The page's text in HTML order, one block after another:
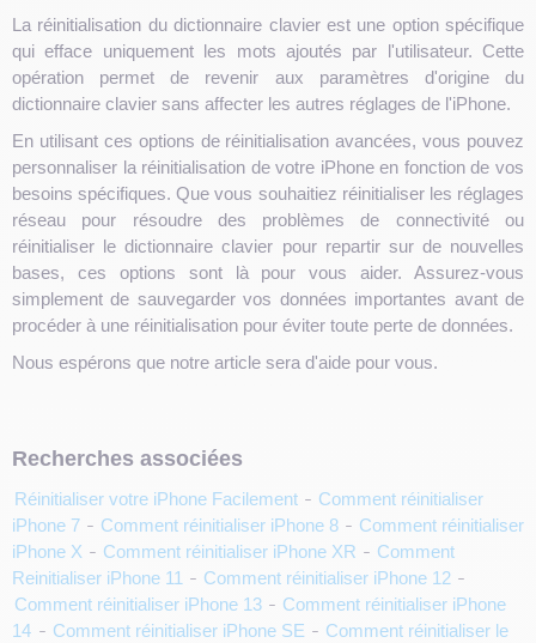
La réinitialisation du dictionnaire clavier est une option spécifique
qui efface uniquement les mots ajoutés par l'utilisateur. Cette
opération permet de revenir aux paramètres d'origine du
dictionnaire clavier sans affecter les autres réglages de l'iPhone.
En utilisant ces options de réinitialisation avancées, vous pouvez
personnaliser la réinitialisation de votre iPhone en fonction de vos
besoins spécifiques. Que vous souhaitiez réinitialiser les réglages
réseau pour résoudre des problèmes de connectivité ou
réinitialiser le dictionnaire clavier pour repartir sur de nouvelles
bases, ces options sont là pour vous aider. Assurez-vous
simplement de sauvegarder vos données importantes avant de
procéder à une réinitialisation pour éviter toute perte de données.
Nous espérons que notre article sera d'aide pour vous.
Recherches associées
Réinitialiser votre iPhone Facilement - Comment réinitialiser
iPhone 7 - Comment réinitialiser iPhone 8 - Comment réinitialiser
iPhone X - Comment réinitialiser iPhone XR - Comment
Reinitialiser iPhone 11 - Comment réinitialiser iPhone 12 -
Comment réinitialiser iPhone 13 - Comment réinitialiser iPhone
14 - Comment réinitialiser iPhone SE - Comment réinitialiser le